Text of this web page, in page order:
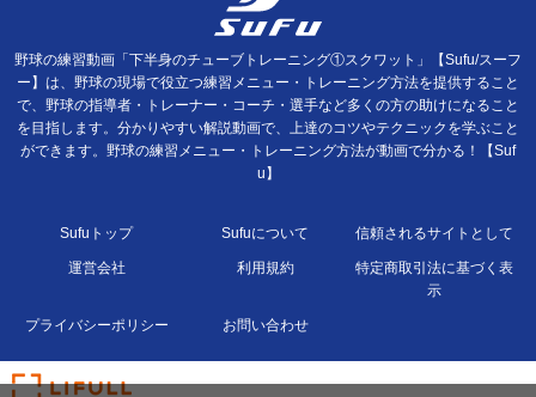
野球の練習動画「下半身のチューブトレーニング①スクワット」【Sufu/スーフ
ー】は、野球の現場で役立つ練習メニュー・トレーニング方法を提供すること
で、野球の指導者・トレーナー・コーチ・選手など多くの方の助けになること
を目指します。分かりやすい解説動画で、上達のコツやテクニックを学ぶこと
ができます。野球の練習メニュー・トレーニング方法が動画で分かる！【Suf
u】
Sufuトップ Sufuについて 信頼されるサイトとして
運営会社 利用規約
特定商取引法に基づく表
示
プライバシーポリシー お問い合わせ